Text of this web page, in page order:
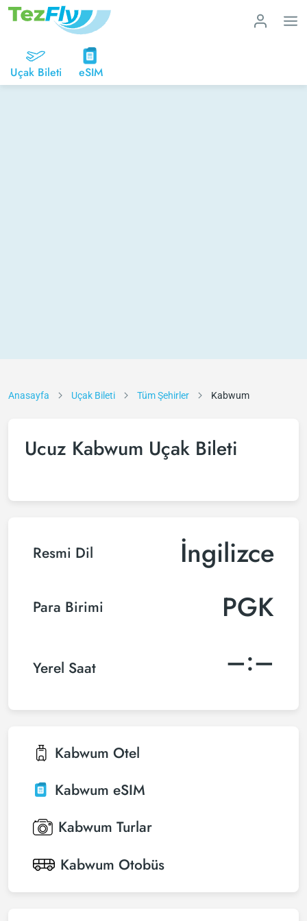
Uçak Bileti eSIM
Anasayfa Uçak Bileti Tüm Şehirler Kabwum
Ucuz Kabwum Uçak Bileti
Resmi Dil İngilizce
Para Birimi PGK
Yerel Saat –:–
Kabwum Otel
Kabwum eSIM
Kabwum Turlar
Kabwum Otobüs